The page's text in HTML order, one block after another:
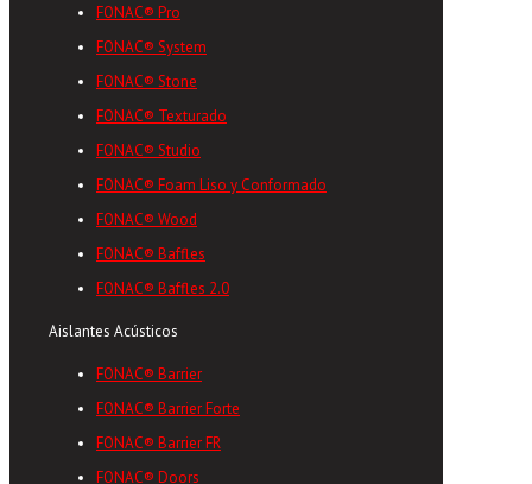
FONAC® Pro
FONAC® System
FONAC® Stone
FONAC® Texturado
FONAC® Studio
FONAC® Foam Liso y Conformado
FONAC® Wood
FONAC® Baffles
FONAC® Baffles 2.0
Aislantes Acústicos
FONAC® Barrier
FONAC® Barrier Forte
FONAC® Barrier FR
FONAC® Doors